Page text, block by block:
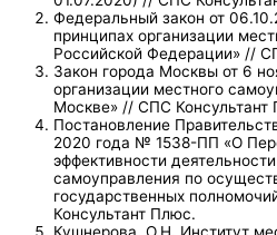
Федеральный закон от
принципах организации
Российской Федерации» //
Закон города Москвы от 6
организации местного
Москве» // СПС Консультант
Постановление
2020 года № 1538-ПП «О
эффективности
самоуправления по
государственных
Консультант Плюс.
Кушнерова, О.Н. Институт